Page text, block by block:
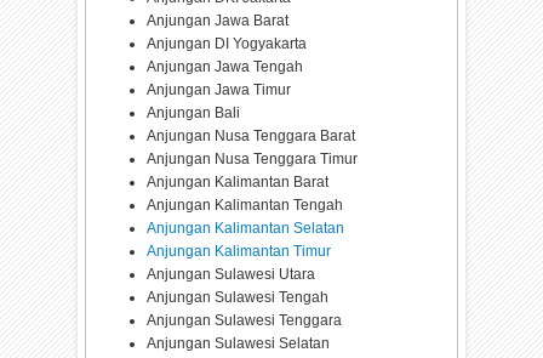
Anjungan Jawa Barat
Anjungan DI Yogyakarta
Anjungan Jawa Tengah
Anjungan Jawa Timur
Anjungan Bali
Anjungan Nusa Tenggara Barat
Anjungan Nusa Tenggara Timur
Anjungan Kalimantan Barat
Anjungan Kalimantan Tengah
Anjungan Kalimantan Selatan
Anjungan Kalimantan Timur
Anjungan Sulawesi Utara
Anjungan Sulawesi Tengah
Anjungan Sulawesi Tenggara
Anjungan Sulawesi Selatan